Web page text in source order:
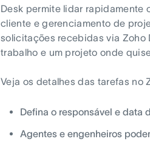
Desk permite lidar rapidamente
cliente e gerenciamento de
solicitações recebidas via Zoho
trabalho e um projeto onde
Veja os detalhes das tarefas no
Defina o responsável e data
Agentes e engenheiros